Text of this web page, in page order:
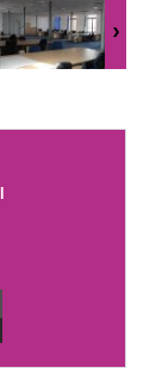
Domy